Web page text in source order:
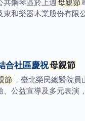
共鋼琴區於上週 母親節
和樂器木業股份有
社區慶祝母親節
節 ，臺北榮民總醫院
公益宣導及多元表演